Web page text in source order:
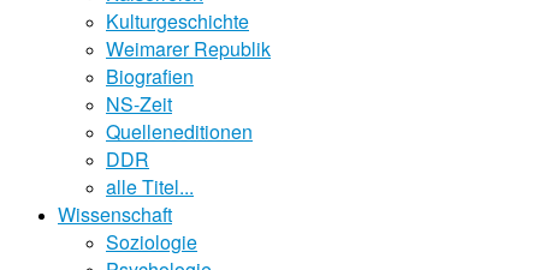
Kulturgeschichte
Weimarer Republik
Biografien
NS-Zeit
Quelleneditionen
DDR
alle Titel...
Wissenschaft
Soziologie